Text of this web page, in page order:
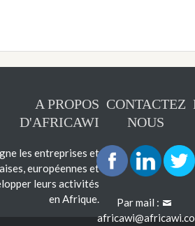
A PROPOS
D'AFRICAWI
les entreprises et
européennes et
leurs activités
en Afrique.
CONTACTEZ
NOUS
Par mail :
africawi@africawi.co